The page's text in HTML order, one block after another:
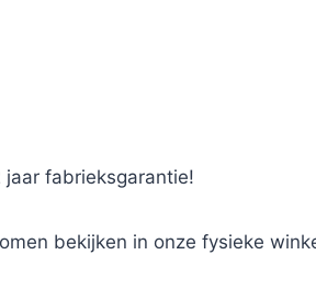
fabrieksgarantie!
bekijken in onze fysieke